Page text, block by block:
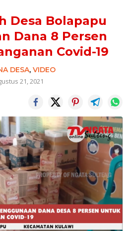
Desa Bolapapu
Dana 8 Persen
Covid-19
DESA, VIDEO
21, 2021